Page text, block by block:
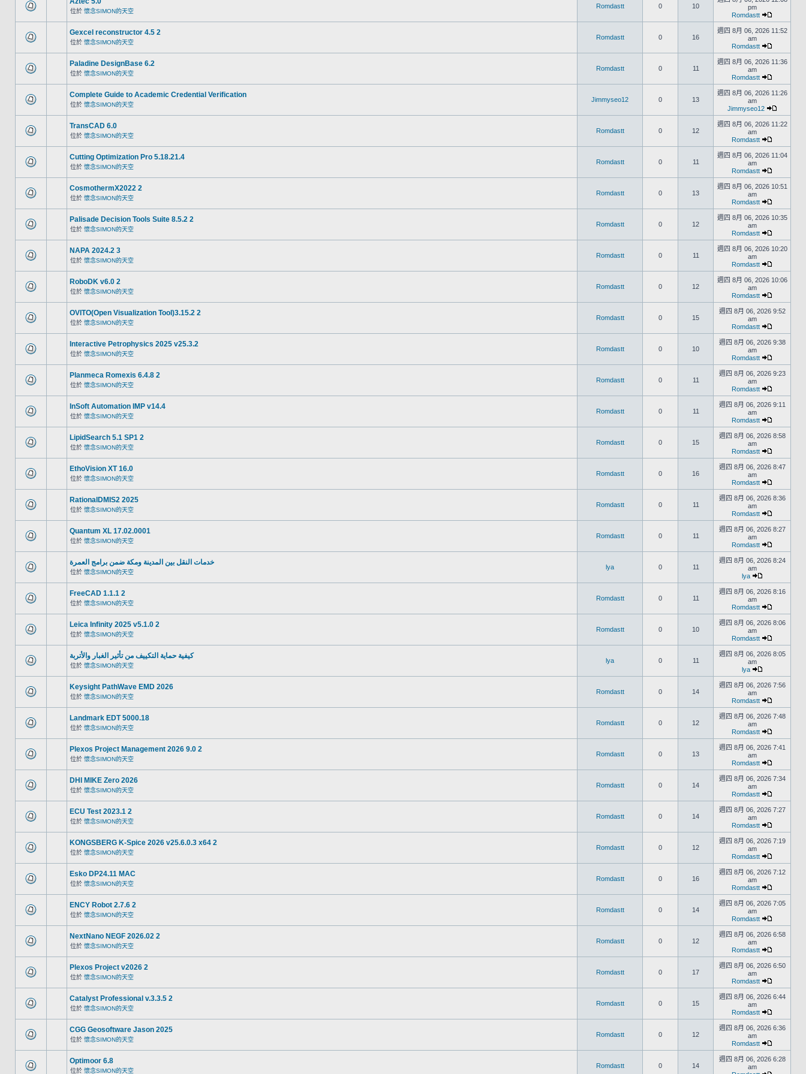
位於 懷念SIMON的天空
Romdastt 0 10
pm
Romdastt
Gexcel reconstructor 4.5 2
位於 懷念SIMON的天空
Romdastt 0 16
週四 8月 06, 2026 11:52
am
Romdastt
Paladine DesignBase 6.2
位於 懷念SIMON的天空
Romdastt 0 11
週四 8月 06, 2026 11:36
am
Romdastt
Complete Guide to Academic Credential Verification
位於 懷念SIMON的天空
Jimmyseo12 0 13
週四 8月 06, 2026 11:26
am
Jimmyseo12
TransCAD 6.0
位於 懷念SIMON的天空
Romdastt 0 12
週四 8月 06, 2026 11:22
am
Romdastt
Cutting Optimization Pro 5.18.21.4
位於 懷念SIMON的天空
Romdastt 0 11
週四 8月 06, 2026 11:04
am
Romdastt
CosmothermX2022 2
位於 懷念SIMON的天空
Romdastt 0 13
週四 8月 06, 2026 10:51
am
Romdastt
Palisade Decision Tools Suite 8.5.2 2
位於 懷念SIMON的天空
Romdastt 0 12
週四 8月 06, 2026 10:35
am
Romdastt
NAPA 2024.2 3
位於 懷念SIMON的天空
Romdastt 0 11
週四 8月 06, 2026 10:20
am
Romdastt
RoboDK v6.0 2
位於 懷念SIMON的天空
Romdastt 0 12
週四 8月 06, 2026 10:06
am
Romdastt
OVITO(Open Visualization Tool)3.15.2 2
位於 懷念SIMON的天空
Romdastt 0 15
週四 8月 06, 2026 9:52
am
Romdastt
Interactive Petrophysics 2025 v25.3.2
位於 懷念SIMON的天空
Romdastt 0 10
週四 8月 06, 2026 9:38
am
Romdastt
Planmeca Romexis 6.4.8 2
位於 懷念SIMON的天空
Romdastt 0 11
週四 8月 06, 2026 9:23
am
Romdastt
InSoft Automation IMP v14.4
位於 懷念SIMON的天空
Romdastt 0 11
週四 8月 06, 2026 9:11
am
Romdastt
LipidSearch 5.1 SP1 2
位於 懷念SIMON的天空
Romdastt 0 15
週四 8月 06, 2026 8:58
am
Romdastt
EthoVision XT 16.0
位於 懷念SIMON的天空
Romdastt 0 16
週四 8月 06, 2026 8:47
am
Romdastt
RationalDMIS2 2025
位於 懷念SIMON的天空
Romdastt 0 11
週四 8月 06, 2026 8:36
am
Romdastt
Quantum XL 17.02.0001
位於 懷念SIMON的天空
Romdastt 0 11
週四 8月 06, 2026 8:27
am
Romdastt
خدمات النقل بين المدينة ومكة ضمن برامج العمرة
位於 懷念SIMON的天空
lya 0 11
週四 8月 06, 2026 8:24
am
lya
FreeCAD 1.1.1 2
位於 懷念SIMON的天空
Romdastt 0 11
週四 8月 06, 2026 8:16
am
Romdastt
Leica Infinity 2025 v5.1.0 2
位於 懷念SIMON的天空
Romdastt 0 10
週四 8月 06, 2026 8:06
am
Romdastt
كيفية حماية التكييف من تأثير الغبار والأتربة
位於 懷念SIMON的天空
lya 0 11
週四 8月 06, 2026 8:05
am
lya
Keysight PathWave EMD 2026
位於 懷念SIMON的天空
Romdastt 0 14
週四 8月 06, 2026 7:56
am
Romdastt
Landmark EDT 5000.18
位於 懷念SIMON的天空
Romdastt 0 12
週四 8月 06, 2026 7:48
am
Romdastt
Plexos Project Management 2026 9.0 2
位於 懷念SIMON的天空
Romdastt 0 13
週四 8月 06, 2026 7:41
am
Romdastt
DHI MIKE Zero 2026
位於 懷念SIMON的天空
Romdastt 0 14
週四 8月 06, 2026 7:34
am
Romdastt
ECU Test 2023.1 2
位於 懷念SIMON的天空
Romdastt 0 14
週四 8月 06, 2026 7:27
am
Romdastt
KONGSBERG K-Spice 2026 v25.6.0.3 x64 2
位於 懷念SIMON的天空
Romdastt 0 12
週四 8月 06, 2026 7:19
am
Romdastt
Esko DP24.11 MAC
位於 懷念SIMON的天空
Romdastt 0 16
週四 8月 06, 2026 7:12
am
Romdastt
ENCY Robot 2.7.6 2
位於 懷念SIMON的天空
Romdastt 0 14
週四 8月 06, 2026 7:05
am
Romdastt
NextNano NEGF 2026.02 2
位於 懷念SIMON的天空
Romdastt 0 12
週四 8月 06, 2026 6:58
am
Romdastt
Plexos Project v2026 2
位於 懷念SIMON的天空
Romdastt 0 17
週四 8月 06, 2026 6:50
am
Romdastt
Catalyst Professional v.3.3.5 2
位於 懷念SIMON的天空
Romdastt 0 15
週四 8月 06, 2026 6:44
am
Romdastt
CGG Geosoftware Jason 2025
位於 懷念SIMON的天空
Romdastt 0 12
週四 8月 06, 2026 6:36
am
Romdastt
Optimoor 6.8
位於 懷念SIMON的天空
Romdastt 0 14
週四 8月 06, 2026 6:28
am